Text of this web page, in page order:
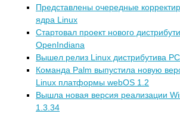
Представлены очередные
ядра Linux
Стартовал проект нового
OpenIndiana
Вышел релиз Linux дистрибутива
Команда Palm выпустила новую
Linux платформы webOS 1.2
Вышла новая версия реализации
1.3.34